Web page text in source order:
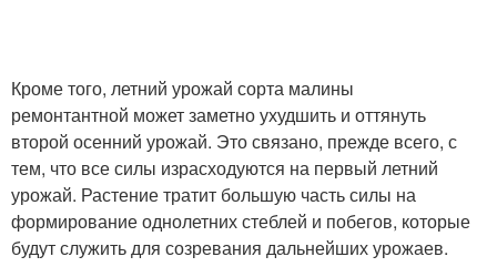
Кроме того, летний урожай сорта малины
ремонтантной может заметно ухудшить и оттянуть
второй осенний урожай. Это связано, прежде всего, с
тем, что все силы израсходуются на первый летний
урожай. Растение тратит большую часть силы на
формирование однолетних стеблей и побегов, которые
будут служить для созревания дальнейших урожаев.